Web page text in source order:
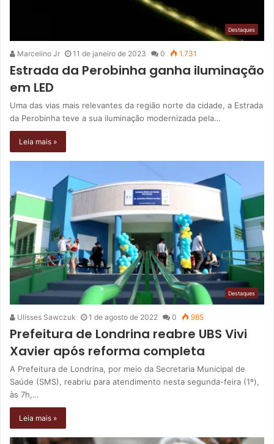
Destaques
Marcelino Jr 11 de janeiro de 2023 0 1.731
Estrada da Perobinha ganha iluminação
em LED
Uma das vias mais relevantes da região norte da cidade, a Estrada
da Perobinha teve a sua iluminação modernizada pela…
Leia mais »
Destaques
Ulisses Sawczuk 1 de agosto de 2022 0 985
Prefeitura de Londrina reabre UBS Vivi
Xavier após reforma completa
A Prefeitura de Londrina, por meio da Secretaria Municipal de
Saúde (SMS), reabriu para atendimento nesta segunda-feira (1º),
às 7h,…
Leia mais »